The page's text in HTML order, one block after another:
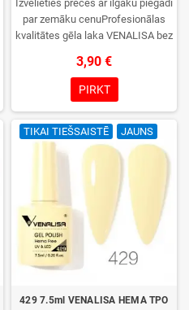
Izvēlieties preces ar ilgāku piegādi
par zemāku cenuProfesionālas
kvalitātes gēla laka VENALISA bez
krāsu izvēle, lieliska sacietēšana
UV/LED lampās un ilgstoša
noturība. Katrs flakons iepakots
kastītē – pirmo reizi to atvērsiet
tikai jūs.
3,90 €
PIRKT
TIKAI TIEŠSAISTĒ JAUNS
429 7.5ml VENALISA HEMA TPO